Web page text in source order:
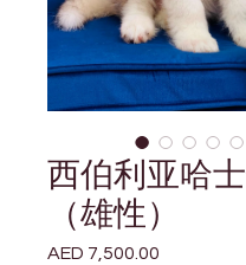
西伯利亚哈
（雄性）
AED 7,500.00